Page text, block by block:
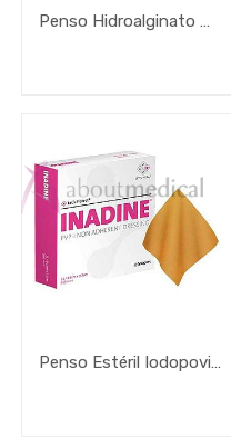
Penso Hidroalginato De Cálcio Com Prata Silvercel Não Aderente
Penso Estéril Iodopovina Inadine